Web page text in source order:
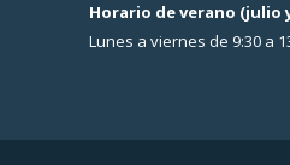
Horario de verano (julio
Lunes a viernes de 9:30 a